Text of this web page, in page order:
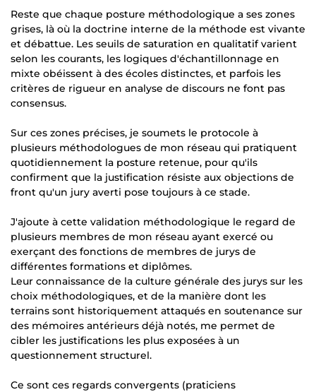
Reste que chaque posture méthodologique a ses zones
grises, là où la doctrine interne de la méthode est vivante
et débattue. Les seuils de saturation en qualitatif varient
selon les courants, les logiques d'échantillonnage en
mixte obéissent à des écoles distinctes, et parfois les
critères de rigueur en analyse de discours ne font pas
consensus.
Sur ces zones précises, je soumets le protocole à
plusieurs méthodologues de mon réseau qui pratiquent
quotidiennement la posture retenue, pour qu'ils
confirment que la justification résiste aux objections de
front qu'un jury averti pose toujours à ce stade.
J'ajoute à cette validation méthodologique le regard de
plusieurs membres de mon réseau ayant exercé ou
exerçant des fonctions de membres de jurys de
différentes formations et diplômes.
Leur connaissance de la culture générale des jurys sur les
choix méthodologiques, et de la manière dont les
terrains sont historiquement attaqués en soutenance sur
des mémoires antérieurs déjà notés, me permet de
cibler les justifications les plus exposées à un
questionnement structurel.
Ce sont ces regards convergents (praticiens